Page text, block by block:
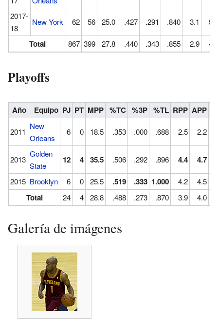
2017-
18
New York 62 56 25.0 .427 .291 .840 3.1 5.6
Total 867 399 27.8 .440 .343 .855 2.9 4.6
Playoffs
Año Equipo PJ PT MPP %TC %3P %TL RPP APP
2011
New
Orleans
6 0 18.5 .353 .000 .688 2.5 2.2
2013
Golden
State
12 4 35.5 .506 .292 .896 4.4 4.7
2015 Brooklyn 6 0 25.5 .519 .333 1.000 4.2 4.5
Total
24 4 28.8 .488 .273 .870 3.9 4.0
Galería de imágenes